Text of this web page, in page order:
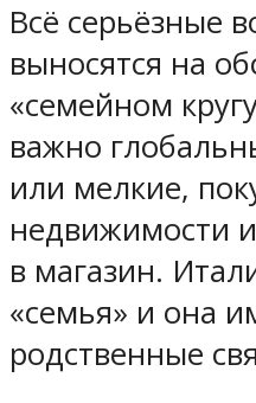
Всё серьёзные
выносятся на
«семейном
важно
или мелкие,
недвижимости
в магазин.
«семья» и она
родственные